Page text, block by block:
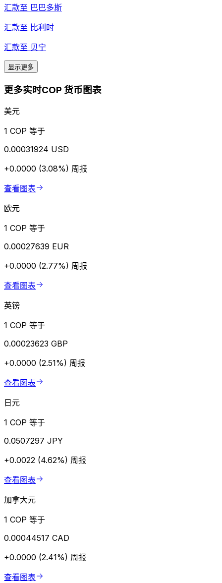
汇款至 巴巴多斯
汇款至 比利时
汇款至 贝宁
显示更多
更多实时COP 货币图表
美元
1 COP 等于
0.00031924 USD
+0.0000 (3.08%) 周报
查看图表
欧元
1 COP 等于
0.00027639 EUR
+0.0000 (2.77%) 周报
查看图表
英镑
1 COP 等于
0.00023623 GBP
+0.0000 (2.51%) 周报
查看图表
日元
1 COP 等于
0.0507297 JPY
+0.0022 (4.62%) 周报
查看图表
加拿大元
1 COP 等于
0.00044517 CAD
+0.0000 (2.41%) 周报
查看图表